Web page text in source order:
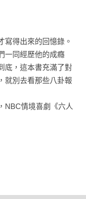
寫得出來的回憶錄。
一同經歷他的成癮
，這本書充滿了對
就別去看那些八卦報
情境喜劇《六人
想到另一個名字。朋